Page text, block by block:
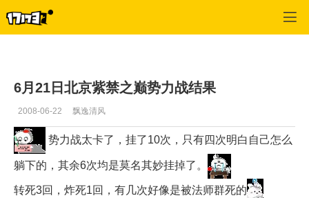
6月21日北京紫禁之巅势力战结果
2008-06-22 飘逸清风
势力战太卡了，挂了10次，只有四次明白自己怎么
躺下的，其余6次均是莫名其妙挂掉了。
转死3回，炸死1回，有几次好像是被法师群死的